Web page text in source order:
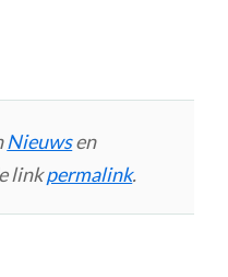
Nieuwsen
linkpermalink.